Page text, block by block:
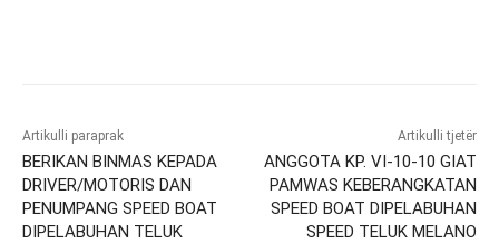
Artikulli paraprak
BERIKAN BINMAS KEPADA
DRIVER/MOTORIS DAN
PENUMPANG SPEED BOAT
DIPELABUHAN TELUK
Artikulli tjetër
ANGGOTA KP. VI-10-10 GIAT
PAMWAS KEBERANGKATAN
SPEED BOAT DIPELABUHAN
SPEED TELUK MELANO